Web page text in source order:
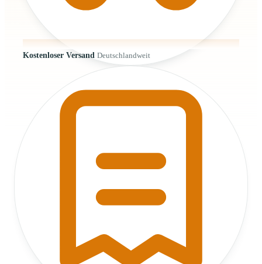
Kostenloser Versand Deutschlandweit